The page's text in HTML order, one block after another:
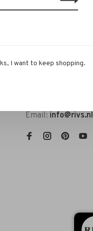
Email: info@rivs.nl
I want to keep shopping.